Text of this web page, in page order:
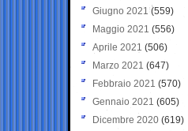
Giugno 2021(559)
Maggio 2021 (556)
Aprile 2021 (506)
Marzo 2021 (647)
Febbraio 2021 (570)
Gennaio 2021 (605)
Dicembre 2020 (619)